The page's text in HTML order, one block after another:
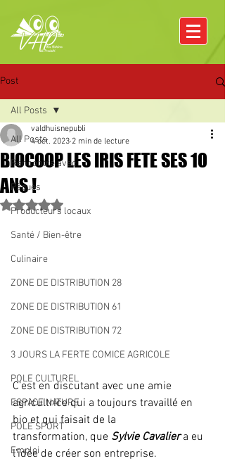
Post
All Posts
Rencontre avec
Pâques
Producteurs locaux
Santé / Bien-être
Culinaire
ZONE DE DISTRIBUTION 28
ZONE DE DISTRIBUTION 61
ZONE DE DISTRIBUTION 72
3 JOURS LA FERTE COMICE AGRICOLE
POLE CULTUREL
ESPACE NATURE
POLE SPORT
Emploi
All Posts
BIOCOOP LES IRIS FETE SES 10
ANS !
valdhuisnepubli
4 oct. 2023 2 min de lecture
Noté NaN étoiles sur 5.
C’est en discutant avec une amie
agricultrice qui a toujours travaillé en
bio et qui faisait de la
transformation, que Sylvie Cavalier a eu
l’idée de créer son entreprise.